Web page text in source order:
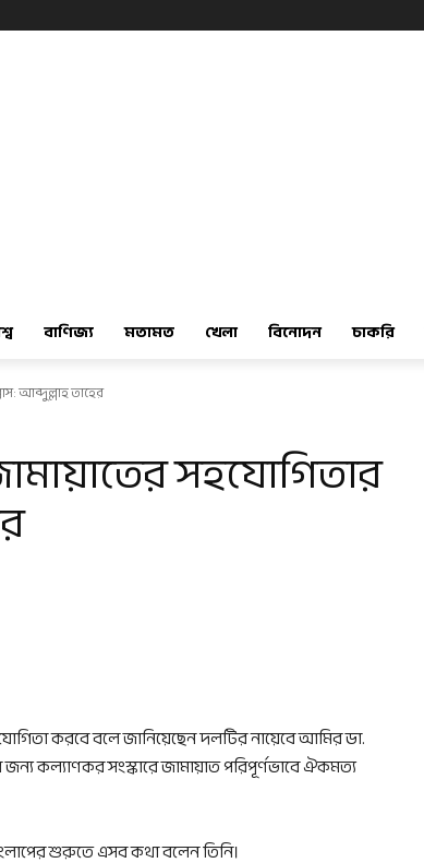
বাণিজ্য মতামত খেলা বিনোদন চাকরি
আব্দুল্লাহ তাহের
সহযোগিতার
করবে বলে জানিয়েছেন দলটির নায়েবে আমির ডা.
কল্যাণকর সংস্কারে জামায়াত পরিপূর্ণভাবে ঐকমত্য
শুরুতে এসব কথা বলেন তিনি।